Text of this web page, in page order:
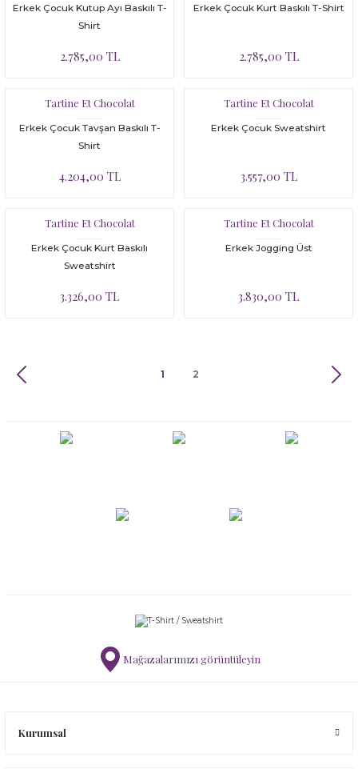
Erkek Çocuk Kutup Ayı Baskılı T-
Shirt
2.785,00 TL
Erkek Çocuk Kurt Baskılı T-Shirt
2.785,00 TL
Tartine Et Chocolat
Erkek Çocuk Tavşan Baskılı T-
Shirt
4.204,00 TL
Tartine Et Chocolat
Erkek Çocuk Sweatshirt
3.557,00 TL
Tartine Et Chocolat
Erkek Çocuk Kurt Baskılı
Sweatshirt
3.326,00 TL
Tartine Et Chocolat
Erkek Jogging Üst
3.830,00 TL
1 2
Mağazalarımızı görüntüleyin
Kurumsal